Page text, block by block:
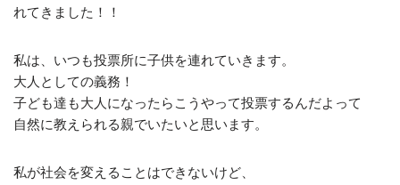
れてきました！！
私は、いつも投票所に子供を連れていきます。
大人としての義務！
子ども達も大人になったらこうやって投票するんだよって
自然に教えられる親でいたいと思います。
私が社会を変えることはできないけど、